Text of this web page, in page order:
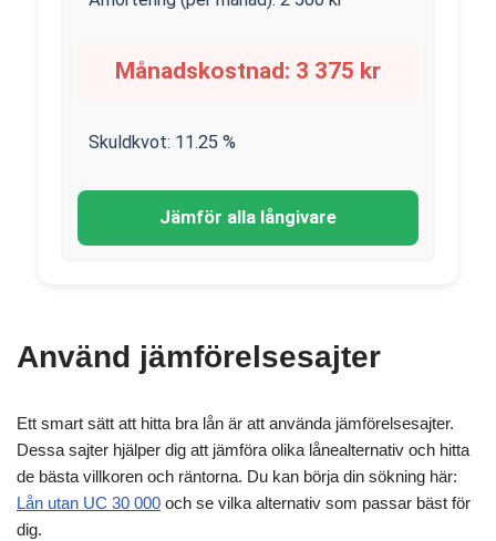
Månadskostnad: 3 375 kr
Skuldkvot: 11.25 %
Jämför alla långivare
Använd jämförelsesajter
Ett smart sätt att hitta bra lån är att använda jämförelsesajter.
Dessa sajter hjälper dig att jämföra olika lånealternativ och hitta
de bästa villkoren och räntorna. Du kan börja din sökning här:
Lån utan UC 30 000 och se vilka alternativ som passar bäst för
dig.